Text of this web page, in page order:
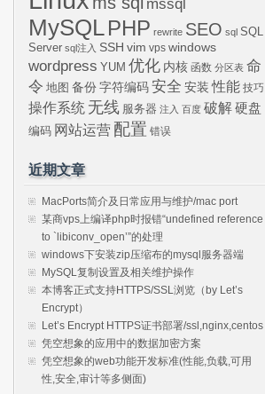
mssql
MySQLPHP rewrite SEO sql SQL
Server sql注入 SSH vim vps windows
wordpress YUM 优化 内核 函数 分区表 命
令 地图 备份 字符编码 安全 安装 性能 技巧
操作系统 无线 服务器 注入 百度 破解硬盘
编码 网站运营 配置 错误
近期文章
MacPorts简介及日常应用与维护/mac port
某商vps上编译php时报错“undefined reference
to `libiconv_open’”的处理
windows下安装zip压缩布的mysql服务器端
MySQL复制设置及相关维护操作
本博客正式支持HTTPS/SSL浏览（by Let’s
Encrypt）
Let’s Encrypt HTTPS证书部署/ssl,nginx,centos
凭空想象的应用中的数据加密方案
凭空想象的web功能开发标准(性能,负载,可用
性,安全,审计等多侧面)